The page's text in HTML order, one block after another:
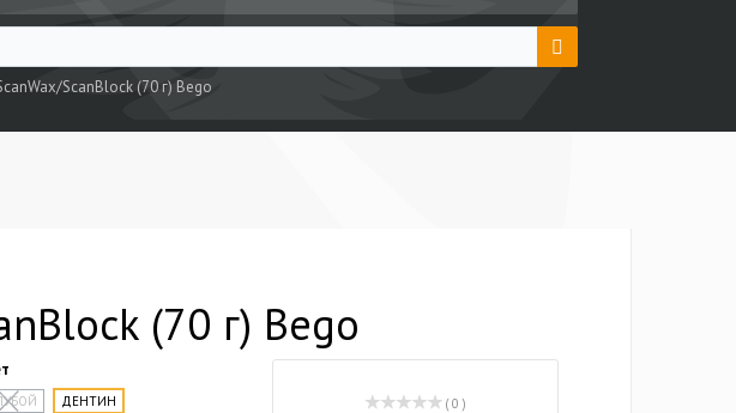
ScanBlock (70 г) Bego
(70 г) Bego
ДЕНТИН ( 0 )